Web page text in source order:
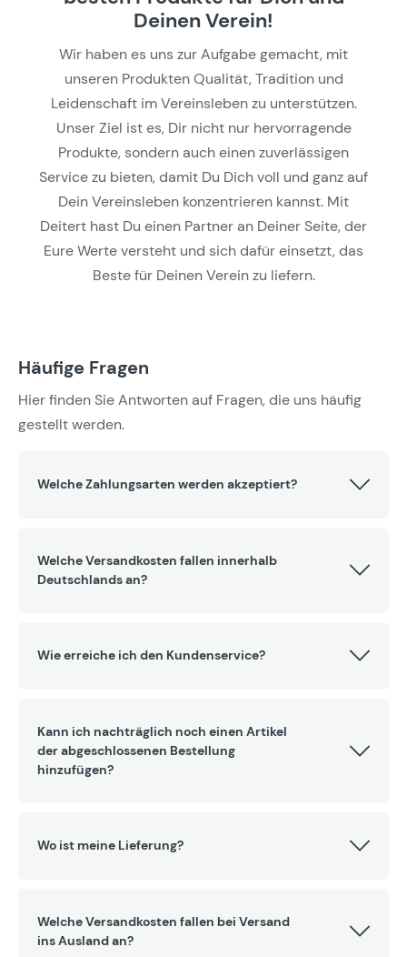
Deinen Verein!
Wir haben es uns zur Aufgabe gemacht, mit
unseren Produkten Qualität, Tradition und
Leidenschaft im Vereinsleben zu unterstützen.
Unser Ziel ist es, Dir nicht nur hervorragende
Produkte, sondern auch einen zuverlässigen
Service zu bieten, damit Du Dich voll und ganz auf
Dein Vereinsleben konzentrieren kannst. Mit
Deitert hast Du einen Partner an Deiner Seite, der
Eure Werte versteht und sich dafür einsetzt, das
Beste für Deinen Verein zu liefern.
Häufige Fragen
Hier finden Sie Antworten auf Fragen, die uns häufig
gestellt werden.
Welche Zahlungsarten werden akzeptiert?
Welche Versandkosten fallen innerhalb
Deutschlands an?
Wie erreiche ich den Kundenservice?
Kann ich nachträglich noch einen Artikel
der abgeschlossenen Bestellung
hinzufügen?
Wo ist meine Lieferung?
Welche Versandkosten fallen bei Versand
ins Ausland an?